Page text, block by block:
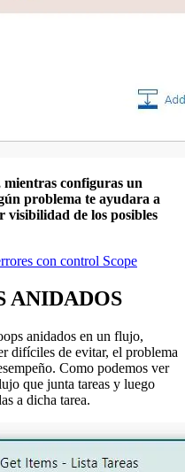
configuras un
problema te ayudara a
de los posibles
con control Scope
ANIDADOS
anidados en un flujo,
difíciles de evitar, el problema
Como podemos ver
que junta tareas y luego
a dicha tarea.